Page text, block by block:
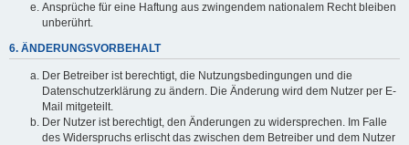
Ansprüche für eine Haftung aus zwingendem nationalem Recht bleiben
unberührt.
6. ÄNDERUNGSVORBEHALT
Der Betreiber ist berechtigt, die Nutzungsbedingungen und die
Datenschutzerklärung zu ändern. Die Änderung wird dem Nutzer per E-
Mail mitgeteilt.
Der Nutzer ist berechtigt, den Änderungen zu widersprechen. Im Falle
des Widerspruchs erlischt das zwischen dem Betreiber und dem Nutzer